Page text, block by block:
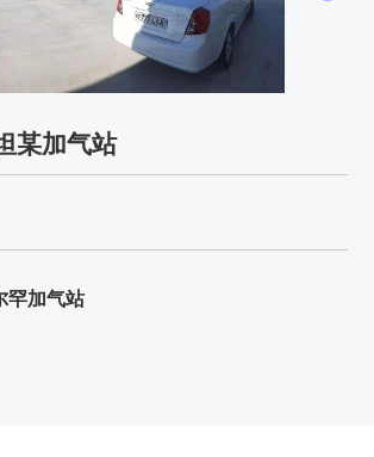
某加气站
罕加气站